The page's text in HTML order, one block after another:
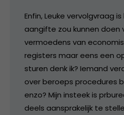
Enfin, Leuke vervolgvraag
aangifte zou kunnen doen
vermoedens van
registers maar eens een
sturen denk ik? Iemand
over beroeps procedures bij
enzo? Mijn insteek is
deels aansprakelijk te